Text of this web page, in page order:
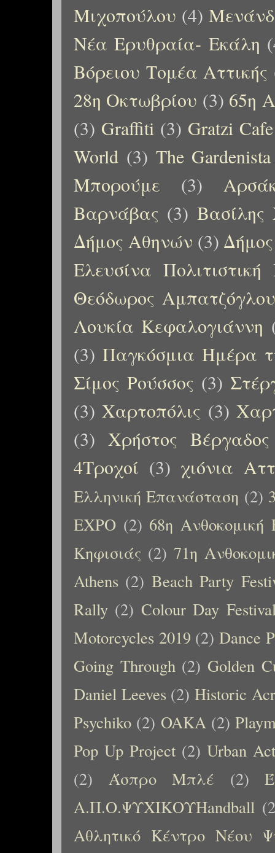
Μιχοπούλου (4)
Νέα Ερυθραία- Εκάλη
Βόρειου Τομέα Αττικής
28η Οκτωβρίου (3) 65η
(3) Graffiti (3) Gratzi Cafe
World (3) The Gardenista
Μπορούμε
(3)
Βαρνάβας (3) Βασίλης
Δήμος Αθηνών (3)
Ελευσίνα
Θεόδωρος Αμπατζόγλου
Λουκία Κεφαλογιάννη
(3) Παγκόσμια Ημέρα
Σίμος Ρούσσος (3)
(3) Χαρτοπόλις (3)
(3) Χρήστος Βέργαδος
4Τροχοί (3) χιόνια
Ελληνική Επανάσταση (2)
EXPO (2) 68η Ανθοκομική
Κηφισιάς (2) 71η
Athens (2) Beach Party
Rally (2) Colour Day
Motorcycles 2019 (2) Dance
Going Through (2) Golden
Daniel Leeves (2) Historic
Psychiko (2) OAKA (2)
Pop Up Project (2) Urban Act
(2)
Άσπρο Μπλέ (2)
Α.Π.Ο.ΨΥΧΙΚΟΥHandball
Αθλητικό Κέντρο Νέου